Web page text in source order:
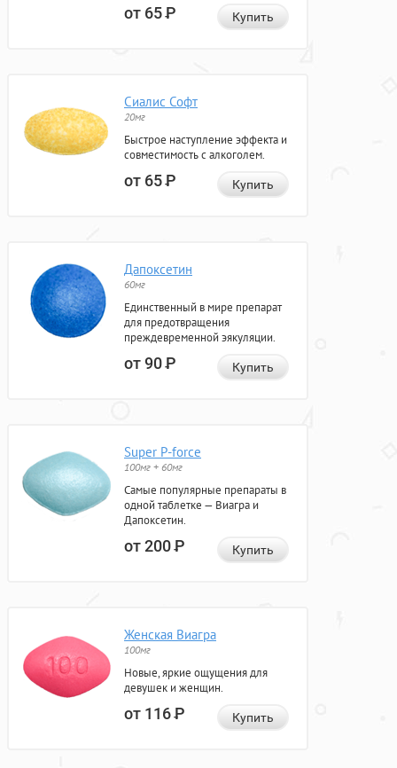
от 65Р Купить
Сиалис Софт
20мг
Быстрое наступление эффекта и
совместимость с алкоголем.
от 65Р Купить
Дапоксетин
60мг
Единственный в мире препарат
для предотвращения
преждевременной эякуляции.
от 90Р Купить
Super P-force
100мг + 60мг
Самые популярные препараты в
одной таблетке — Виагра и
Дапоксетин.
от 200Р Купить
Женская Виагра
100мг
Новые, яркие ощущения для
девушек и женщин.
от 116Р Купить